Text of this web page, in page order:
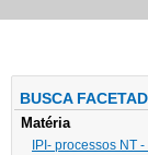
BUSCA
Matéria
IPI- processos NT